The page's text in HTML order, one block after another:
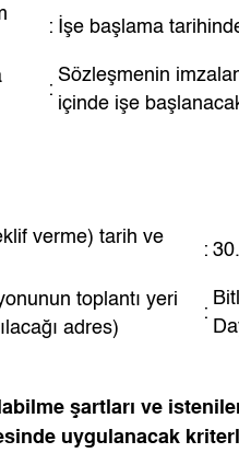
: İşe başlama
:
Sözleşmenin
içinde işe
verme) tarih ve
:
toplantı yeri
adres)
:
şartları ve
uygulanacak